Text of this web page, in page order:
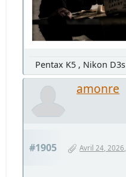
Pentax K5 , Nikon
amonre
#1905 Avril 24,